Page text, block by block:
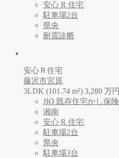
安心 R 住宅
駐車場2台
県央
耐震診断
安心Ｒ住宅
藤沢市宮原
3LDK (101.74 m²) 3,280 万円
JIO 既存住宅かし保険
湘南
安心 R 住宅
駐車場2台
県央
駐車場3台